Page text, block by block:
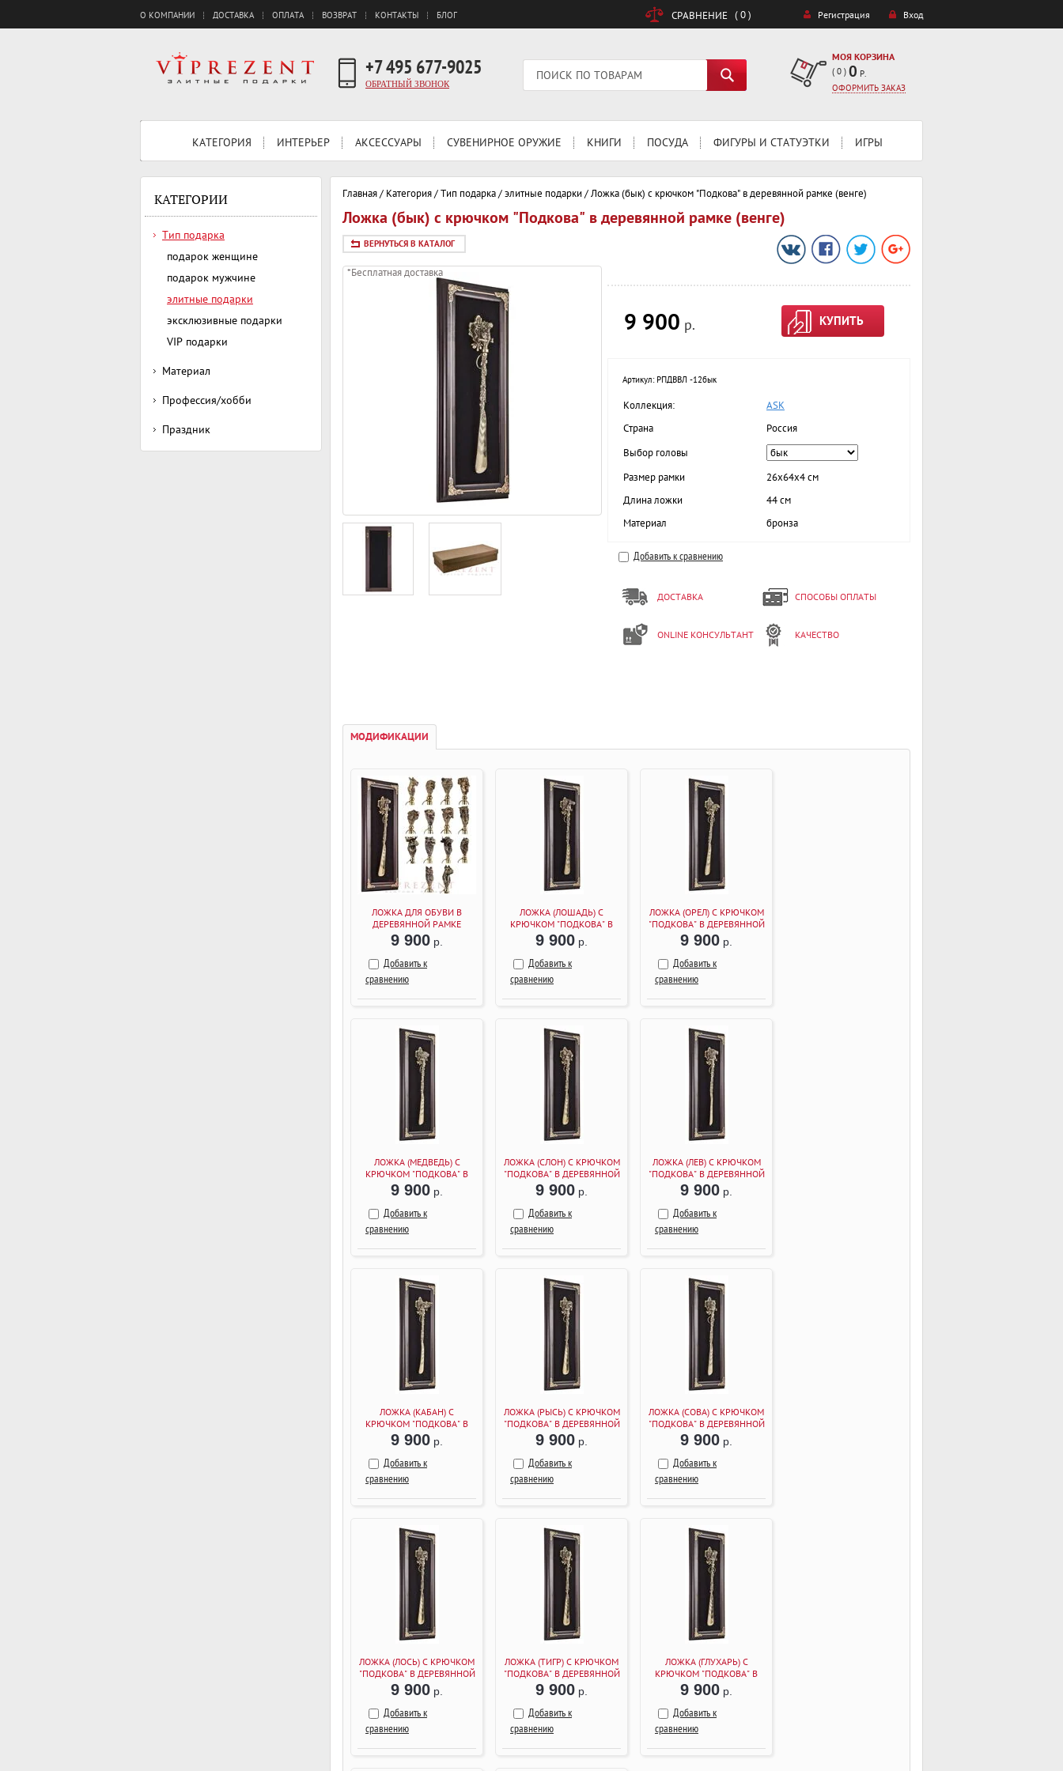
О КОМПАНИИ ДОСТАВКА ОПЛАТА ВОЗВРАТ КОНТАКТЫ БЛОГ Регистрация Вход
СРАВНЕНИЕ ( 0 )
+7 495 677-9025
ОБРАТНЫЙ ЗВОНОК
МОЯ КОРЗИНА
( 0 ) 0 Р.
ОФОРМИТЬ ЗАКАЗ
КАТЕГОРИЯ ИНТЕРЬЕР АКСЕССУАРЫ СУВЕНИРНОЕ ОРУЖИЕ КНИГИ ПОСУДА ФИГУРЫ И СТАТУЭТКИ ИГРЫ
Главная/ Категория/Тип подарка/элитные подарки/Ложка (бык) с крючком "Подкова" в деревянной рамке (венге)
Ложка (бык) с крючком "Подкова" в деревянной рамке (венге)
ВЕРНУТЬСЯ В КАТАЛОГ
*Бесплатная доставка
9 900 р. КУПИТЬ
Артикул:РПДВВЛ -12бык
Коллекция:
ASK
Страна
Россия
Выбор головы
Размер рамки
26х64х4 см
Длина ложки
44 см
Материал
бронза
Добавить к сравнению
ДОСТАВКА СПОСОБЫ ОПЛАТЫ
ONLINE КОНСУЛЬТАНТ КАЧЕСТВО
МОДИФИКАЦИИ
ЛОЖКА ДЛЯ ОБУВИ В
ДЕРЕВЯННОЙ РАМКЕ
(ВЕНГЕ)
9 900 р.
Добавить к
сравнению
ЛОЖКА (ЛОШАДЬ) С
КРЮЧКОМ "ПОДКОВА" В
ДЕРЕВЯННОЙ РАМКЕ
(ВЕНГЕ)
9 900 р.
Добавить к
сравнению
ЛОЖКА (ОРЕЛ) С КРЮЧКОМ
"ПОДКОВА" В ДЕРЕВЯННОЙ
РАМКЕ (ВЕНГЕ)
9 900 р.
Добавить к
сравнению
ЛОЖКА (МЕДВЕДЬ) С
КРЮЧКОМ "ПОДКОВА" В
ДЕРЕВЯННОЙ РАМКЕ
(ВЕНГЕ)
9 900 р.
Добавить к
сравнению
ЛОЖКА (СЛОН) С КРЮЧКОМ
"ПОДКОВА" В ДЕРЕВЯННОЙ
РАМКЕ (ВЕНГЕ)
9 900 р.
Добавить к
сравнению
ЛОЖКА (ЛЕВ) С КРЮЧКОМ
"ПОДКОВА" В ДЕРЕВЯННОЙ
РАМКЕ (ВЕНГЕ)
9 900 р.
Добавить к
сравнению
ЛОЖКА (КАБАН) С
КРЮЧКОМ "ПОДКОВА" В
ДЕРЕВЯННОЙ РАМКЕ
(ВЕНГЕ)
9 900 р.
Добавить к
сравнению
ЛОЖКА (РЫСЬ) С КРЮЧКОМ
"ПОДКОВА" В ДЕРЕВЯННОЙ
РАМКЕ (ВЕНГЕ)
9 900 р.
Добавить к
сравнению
ЛОЖКА (СОВА) С КРЮЧКОМ
"ПОДКОВА" В ДЕРЕВЯННОЙ
РАМКЕ (ВЕНГЕ)
9 900 р.
Добавить к
сравнению
ЛОЖКА (ЛОСЬ) С КРЮЧКОМ
"ПОДКОВА" В ДЕРЕВЯННОЙ
РАМКЕ (ВЕНГЕ)
9 900 р.
Добавить к
сравнению
ЛОЖКА (ТИГР) С КРЮЧКОМ
"ПОДКОВА" В ДЕРЕВЯННОЙ
РАМКЕ (ВЕНГЕ)
9 900 р.
Добавить к
сравнению
ЛОЖКА (ГЛУХАРЬ) С
КРЮЧКОМ "ПОДКОВА" В
ДЕРЕВЯННОЙ РАМКЕ
(ВЕНГЕ)
9 900 р.
Добавить к
сравнению
КАТЕГОРИИ
Тип подарка
подарок женщине
подарок мужчине
элитные подарки
эксклюзивные подарки
VIP подарки
Материал
Профессия/хобби
Праздник